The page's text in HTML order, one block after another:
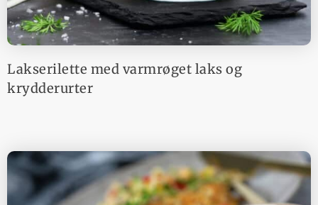
Lakserilette med varmrøget laks og
krydderurter